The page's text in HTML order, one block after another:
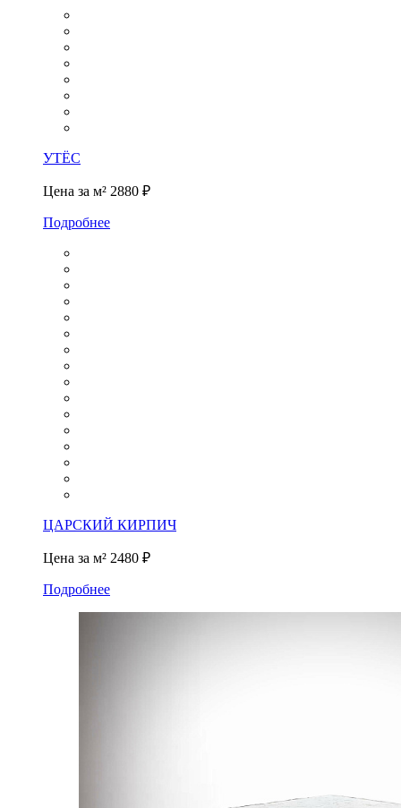
УТЁС
Цена за м² 2880 ₽
Подробнее
ЦАРСКИЙ КИРПИЧ
Цена за м² 2480 ₽
Подробнее